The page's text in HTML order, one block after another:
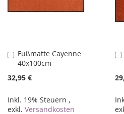
Fußmatte Cayenne
40x100cm
32,95 €
Inkl. 19% Steuern ,
exkl. Versandkosten
In
den
Warenkorb